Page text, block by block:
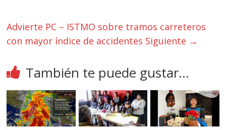
Advierte PC – ISTMO sobre tramos carreteros
con mayor índice de accidentes Siguiente →
También te puede gustar...